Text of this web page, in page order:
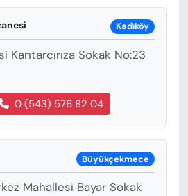
Kadıköy
Kantarcırıza Sokak No:23
0 (543) 576 82 04
Büyükçekmece
Mahallesi Bayar Sokak